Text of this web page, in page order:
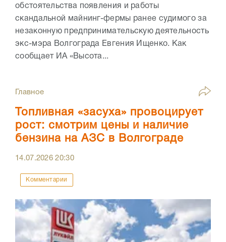
обстоятельства появления и работы
скандальной майнинг-фермы ранее судимого за
незаконную предпринимательскую деятельность
экс-мэра Волгограда Евгения Ищенко. Как
сообщает ИА «Высота...
Главное
Топливная «засуха» провоцирует
рост: смотрим цены и наличие
бензина на АЗС в Волгограде
14.07.202620:30
Комментарии